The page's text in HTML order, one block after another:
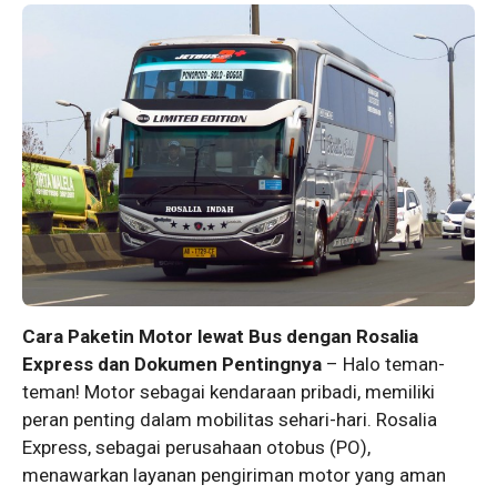
Cara Paketin Motor lewat Bus dengan Rosalia
Express dan Dokumen Pentingnya – Halo teman-
teman! Motor sebagai kendaraan pribadi, memiliki
peran penting dalam mobilitas sehari-hari. Rosalia
Express, sebagai perusahaan otobus (PO),
menawarkan layanan pengiriman motor yang aman